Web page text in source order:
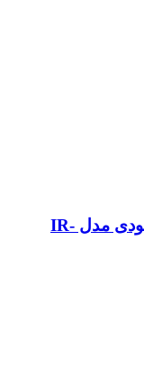
چراغ سوله ای خورشیدی 400 وات مودی مدل IR-